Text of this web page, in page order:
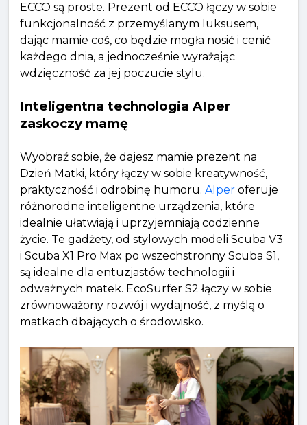
ECCO są proste. Prezent od ECCO łączy w sobie
funkcjonalność z przemyślanym luksusem,
dając mamie coś, co będzie mogła nosić i cenić
każdego dnia, a jednocześnie wyrażając
wdzięczność za jej poczucie stylu.
Inteligentna technologia AIper
zaskoczy mamę
Wyobraź sobie, że dajesz mamie prezent na
Dzień Matki, który łączy w sobie kreatywność,
praktyczność i odrobinę humoru. AIper oferuje
różnorodne inteligentne urządzenia, które
idealnie ułatwiają i uprzyjemniają codzienne
życie. Te gadżety, od stylowych modeli Scuba V3
i Scuba X1 Pro Max po wszechstronny Scuba S1,
są idealne dla entuzjastów technologii i
odważnych matek. EcoSurfer S2 łączy w sobie
zrównoważony rozwój i wydajność, z myślą o
matkach dbających o środowisko.